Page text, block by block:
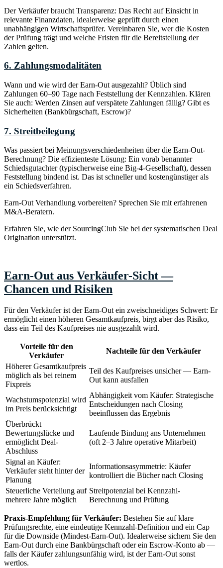
Der Verkäufer braucht Transparenz: Das Recht auf Einsicht in
relevante Finanzdaten, idealerweise geprüft durch einen
unabhängigen Wirtschaftsprüfer. Vereinbaren Sie, wer die Kosten
der Prüfung trägt und welche Fristen für die Bereitstellung der
Zahlen gelten.
6. Zahlungsmodalitäten
Wann und wie wird der Earn-Out ausgezahlt? Üblich sind
Zahlungen 60–90 Tage nach Feststellung der Kennzahlen. Klären
Sie auch: Werden Zinsen auf verspätete Zahlungen fällig? Gibt es
Sicherheiten (Bankbürgschaft, Escrow)?
7. Streitbeilegung
Was passiert bei Meinungsverschiedenheiten über die Earn-Out-
Berechnung? Die effizienteste Lösung: Ein vorab benannter
Schiedsgutachter (typischerweise eine Big-4-Gesellschaft), dessen
Feststellung bindend ist. Das ist schneller und kostengünstiger als
ein Schiedsverfahren.
Earn-Out Verhandlung vorbereiten? Sprechen Sie mit erfahrenen
M&A-Beratern.
Erfahren Sie, wie der SourcingClub Sie bei der systematischen Deal
Origination unterstützt.
Earn-Out aus Verkäufer-Sicht —
Chancen und Risiken
Für den Verkäufer ist der Earn-Out ein zweischneidiges Schwert: Er
ermöglicht einen höheren Gesamtkaufpreis, birgt aber das Risiko,
dass ein Teil des Kaufpreises nie ausgezahlt wird.
Vorteile für den
Verkäufer
Nachteile für den Verkäufer
Höherer Gesamtkaufpreis
möglich als bei reinem
Fixpreis
Teil des Kaufpreises unsicher — Earn-
Out kann ausfallen
Wachstumspotenzial wird
im Preis berücksichtigt
Abhängigkeit vom Käufer: Strategische
Entscheidungen nach Closing
beeinflussen das Ergebnis
Überbrückt
Bewertungslücke und
ermöglicht Deal-
Abschluss
Laufende Bindung ans Unternehmen
(oft 2–3 Jahre operative Mitarbeit)
Signal an Käufer:
Verkäufer steht hinter der
Planung
Informationsasymmetrie: Käufer
kontrolliert die Bücher nach Closing
Steuerliche Verteilung auf
mehrere Jahre möglich
Streitpotenzial bei Kennzahl-
Berechnung und Prüfung
Praxis-Empfehlung für Verkäufer: Bestehen Sie auf klare
Prüfungsrechte, eine eindeutige Kennzahl-Definition und ein Cap
für die Downside (Mindest-Earn-Out). Idealerweise sichern Sie den
Earn-Out durch eine Bankbürgschaft oder ein Escrow-Konto ab —
falls der Käufer zahlungsunfähig wird, ist der Earn-Out sonst
wertlos.